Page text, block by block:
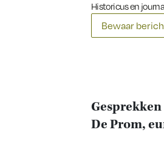
Historicus en
Bewaar
De Prom,